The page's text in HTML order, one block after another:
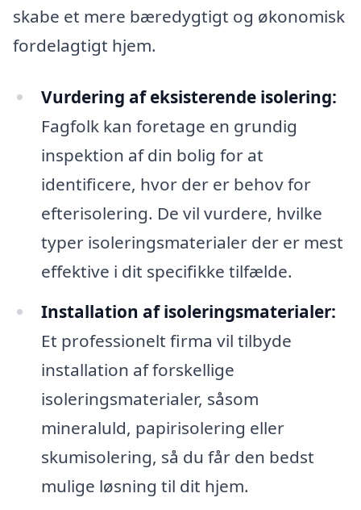
skabe et mere bæredygtigt og økonomisk
fordelagtigt hjem.
Vurdering af eksisterende isolering:
Fagfolk kan foretage en grundig
inspektion af din bolig for at
identificere, hvor der er behov for
efterisolering. De vil vurdere, hvilke
typer isoleringsmaterialer der er mest
effektive i dit specifikke tilfælde.
Installation af isoleringsmaterialer:
Et professionelt firma vil tilbyde
installation af forskellige
isoleringsmaterialer, såsom
mineraluld, papirisolering eller
skumisolering, så du får den bedst
mulige løsning til dit hjem.